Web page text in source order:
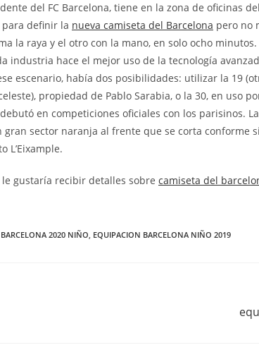
del FC Barcelona, tiene en la zona de oficinas
definir la nueva camiseta del Barcelona pero no
la raya y el otro con la mano, en solo ocho minutos.
industria hace el mejor uso de la tecnología
escenario, había dos posibilidades: utilizar la 19
propiedad de Pablo Sarabia, o la 30, en uso
en competiciones oficiales con los parisinos.
gran sector naranja al frente que se corta conforme
L’Eixample.
gustaría recibir detalles sobre camiseta del
2020 NIÑO, EQUIPACION BARCELONA NIÑO 2019